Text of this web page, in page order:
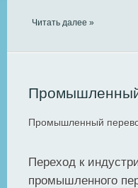
Читать далее »
Промышленный
Переход к
промышленного